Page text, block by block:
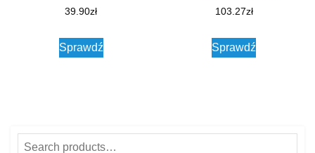
39.90zł
Sprawdź
103.27zł
Sprawdź
Search